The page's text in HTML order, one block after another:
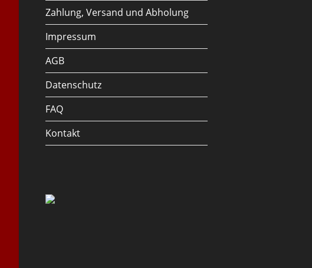
Zahlung, Versand und Abholung
Impressum
AGB
Datenschutz
FAQ
Kontakt